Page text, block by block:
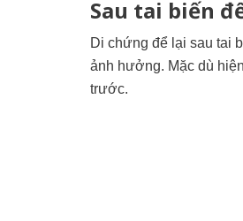
Sau tai biến
Di chứng để lại sau tai
ảnh hưởng. Mặc dù
trước.